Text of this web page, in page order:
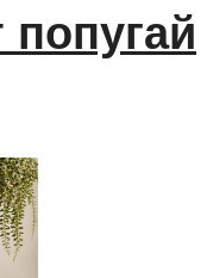
попугай